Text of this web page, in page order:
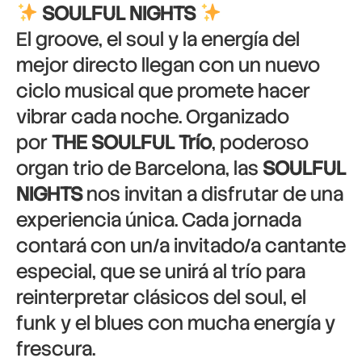
SOULFUL NIGHTS
El groove, el soul y la energía del
mejor directo llegan con un nuevo
ciclo musical que promete hacer
vibrar cada noche. Organizado
porTHE SOULFUL Trío, poderoso
organ trio de Barcelona, las SOULFUL
NIGHTSnos invitan a disfrutar de una
experiencia única. Cada jornada
contará con un/a invitado/a cantante
especial, que se unirá al trío para
reinterpretar clásicos del soul, el
funk y el blues con mucha energía y
frescura.